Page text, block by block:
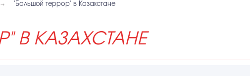
"Большой террор" в Казахстане
В КАЗАХСТАНЕ